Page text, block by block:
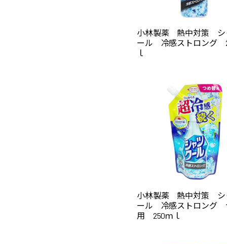
小林製薬 熱中対策 シ
ール 冷感ストロング
ｌ
小林製薬 熱中対策 シ
ール 冷感ストロング
用 250ｍｌ